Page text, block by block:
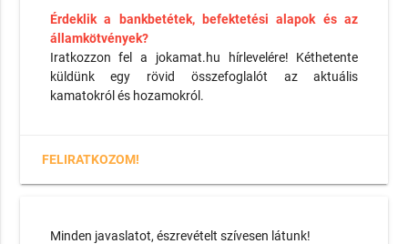
Érdeklik a bankbetétek, befektetési alapok és az
államkötvények?
Iratkozzon fel a jokamat.hu hírlevelére! Kéthetente
küldünk egy rövid összefoglalót az aktuális
kamatokról és hozamokról.
FELIRATKOZOM!
Minden javaslatot, észrevételt szívesen látunk!